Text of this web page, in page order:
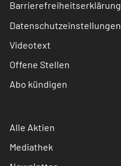
Barrierefreiheitserklärung
Datenschutzeinstellungen
Videotext
Offene Stellen
Abo kündigen
Alle Aktien
Mediathek